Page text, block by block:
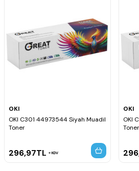
OKI
OKI C301 44973544 Siyah Muadil
Toner
296,97TL KDV
OKI
OKI
Toner